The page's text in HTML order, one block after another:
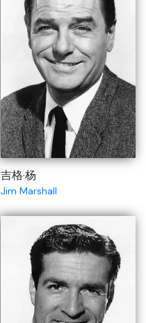
吉格·杨
Jim Marshall